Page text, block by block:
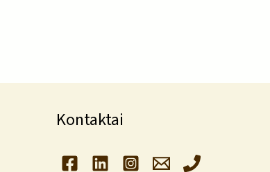
Kontaktai